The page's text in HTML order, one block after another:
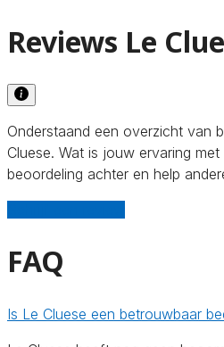
Reviews Le
Onderstaand een overzicht van
Cluese. Wat is jouw ervaring
beoordeling achter en help
FAQ
Is Le Cluese een betrouwbaar